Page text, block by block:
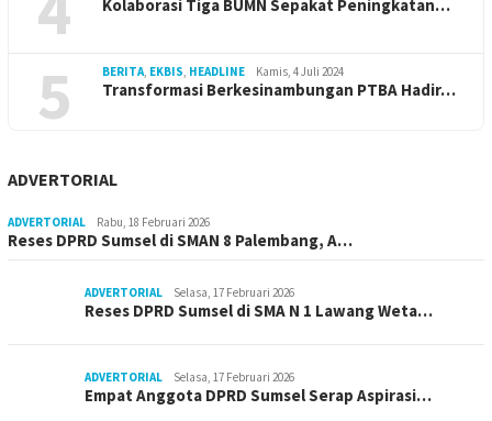
Kolaborasi Tiga BUMN Sepakat Peningkatan…
5 BERITA, EKBIS, HEADLINE Kamis, 4 Juli 2024
Transformasi Berkesinambungan PTBA Hadir…
ADVERTORIAL
ADVERTORIAL Rabu, 18 Februari 2026
Reses DPRD Sumsel di SMAN 8 Palembang, A…
ADVERTORIAL Selasa, 17 Februari 2026
Reses DPRD Sumsel di SMA N 1 Lawang Weta…
ADVERTORIAL Selasa, 17 Februari 2026
Empat Anggota DPRD Sumsel Serap Aspirasi…